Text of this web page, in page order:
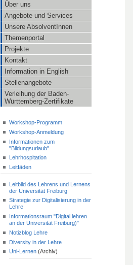
Über uns
Angebote und Services
Unsere AbsolventInnen
Themenportal
Projekte
Kontakt
Information in English
Stellenangebote
Verleihung der Baden-
Württemberg-Zertifikate
Workshop-Programm
Workshop-Anmeldung
Informationen zum
"Bildungsurlaub"
Lehrhospitation
Leitfäden
Leitbild des Lehrens und Lernens
der Universität Freiburg
Strategie zur Digitalisierung in der
Lehre
Informationsraum "Digital lehren
an der Universität Freiburg)"
Notizblog Lehre
Diversity in der Lehre
Uni-Lernen(Archiv)